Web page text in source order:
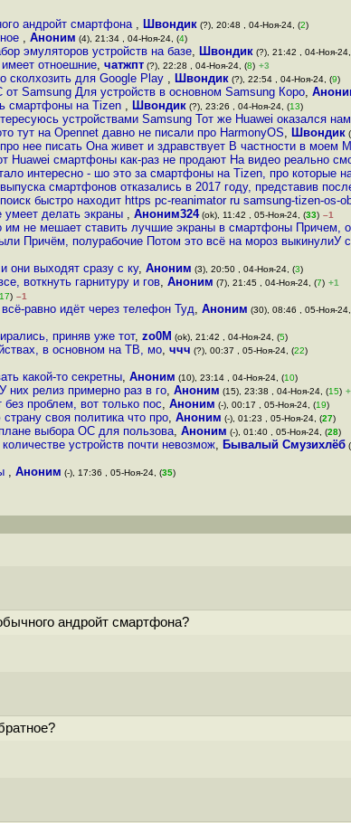
андройт смартфона , Швондик (?), 20:48 , 04-Ноя-24, (2)
, Аноним (4), 21:34 , 04-Ноя-24, (4)
эмуляторов устройств на базе, Швондик (?), 21:42 , 04-Ноя-
отноешние, чатжпт (?), 22:28 , 04-Ноя-24, (8) +3
для Google Play , Швондик (?), 22:54 , 04-Ноя-24, (9)
Samsung Для устройств в основном Samsung Коро,
смартфоны на Tizen , Швондик (?), 23:26 , 04-Ноя-24, (13)
устройствами Samsung Тот же Huawei оказался
тут на Оpennet давно не писали про HarmonyOS, Швондик
нее писать Она живет и здравствует В частности в моем
Huawei смартфоны как-раз не продают На видео реально
интересно - шо это за смартфоны на Tizen, про которые
смартфонов отказались в 2017 году, представив
быстро находит https pc-reanimator ru samsung-tizen-os-
умеет делать экраны , Аноним324(ok), 11:42 , 05-Ноя-24, (33) –1
им не мешает ставить лучшие экраны в смартфоны Причем,
Причём, полурабочие Потом это всё на мороз выкинулиУ
они выходят сразу с ку, Аноним (3), 20:50 , 04-Ноя-24, (3)
воткнуть гарнитуру и гов, Аноним (7), 21:45 , 04-Ноя-24, (7) +1
17) –1
равно идёт через телефон Туд, Аноним (30), 08:46 , 05-Ноя-
приняв уже тот, zo0M (ok), 21:42 , 04-Ноя-24, (5)
в основном на ТВ, мо, ччч (?), 00:37 , 05-Ноя-24, (22)
какой-то секретны, Аноним (10), 23:14 , 04-Ноя-24, (10)
них релиз примерно раз в го, Аноним (15), 23:38 , 04-Ноя-24, (15)
проблем, вот только пос, Аноним (-), 00:17 , 05-Ноя-24, (19)
своя политика что про, Аноним (-), 01:23 , 05-Ноя-24, (27)
выбора ОС для пользова, Аноним (-), 01:40 , 05-Ноя-24, (28)
устройств почти невозмож, Бывалый Смузихлёб
, Аноним (-), 17:36 , 05-Ноя-24, (35)
андройт смартфона?